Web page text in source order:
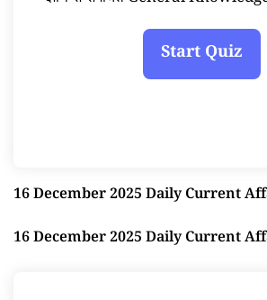
16 December 2025 Daily Current
16 December 2025 Daily Current